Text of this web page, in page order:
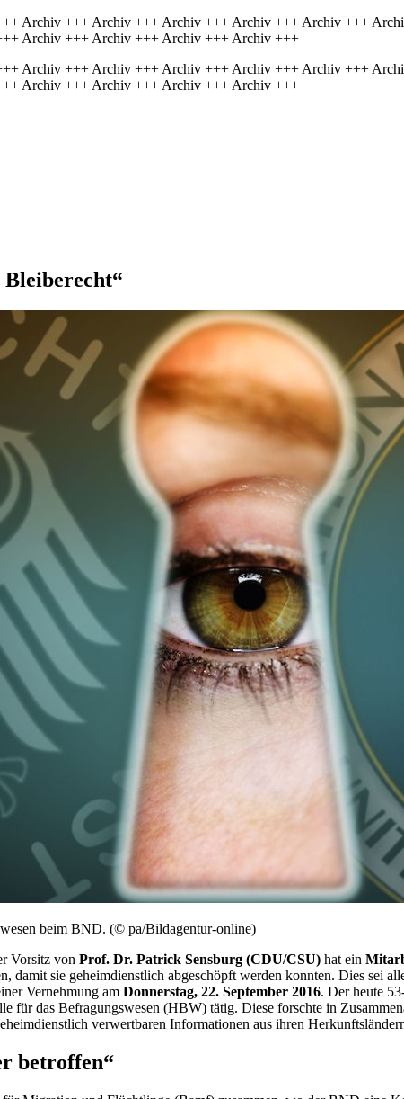
Archiv +++ Archiv +++ Archiv +++ Archiv +++ Archiv +++
Archiv +++ Archiv +++ Archiv +++ Archiv +++
Archiv +++ Archiv +++ Archiv +++ Archiv +++ Archiv +++
Archiv +++ Archiv +++ Archiv +++ Archiv +++
beim BND. (© pa/Bildagentur-online)
Vorsitz von Prof. Dr. Patrick Sensburg (CDU/CSU) hat ein
damit sie geheimdienstlich abgeschöpft werden konnten. Dies sei
Vernehmung am Donnerstag, 22. September 2016. Der heute
für das Befragungswesen (HBW) tätig. Diese forschte in
verwertbaren Informationen aus ihren
betroffen“